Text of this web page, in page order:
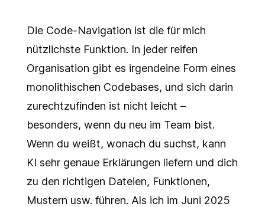
Die Code-Navigation ist die für mich
nützlichste Funktion. In jeder reifen
Organisation gibt es irgendeine Form eines
monolithischen Codebases, und sich darin
zurechtzufinden ist nicht leicht –
besonders, wenn du neu im Team bist.
Wenn du weißt, wonach du suchst, kann
KI sehr genaue Erklärungen liefern und dich
zu den richtigen Dateien, Funktionen,
Mustern usw. führen. Als ich im Juni 2025